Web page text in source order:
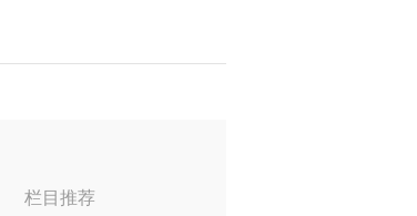
栏目推荐